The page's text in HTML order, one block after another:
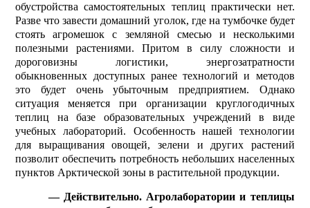
обустройства самостоятельных теплиц практически нет.
Разве что завести домашний уголок, где на тумбочке будет
стоять агромешок с земляной смесью и несколькими
полезными растениями. Притом в силу сложности и
дороговизны логистики, энергозатратности
обыкновенных доступных ранее технологий и методов
это будет очень убыточным предприятием. Однако
ситуация меняется при организации круглогодичных
теплиц на базе образовательных учреждений в виде
учебных лабораторий. Особенность нашей технологии
для выращивания овощей, зелени и других растений
позволит обеспечить потребность небольших населенных
пунктов Арктической зоны в растительной продукции.
— Действительно. Агролаборатории и теплицы